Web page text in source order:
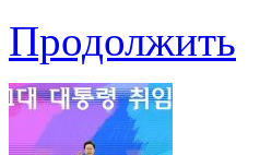
Продолжить